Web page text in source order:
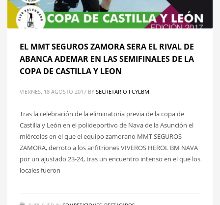
EL MMT SEGUROS ZAMORA SERA EL RIVAL DE
ABANCA ADEMAR EN LAS SEMIFINALES DE LA
COPA DE CASTILLA Y LEON
VIERNES, 18 AGOSTO 2017 BY SECRETARIO FCYLBM
Tras la celebración de la eliminatoria previa de la copa de
Castilla y León en el polideportivo de Nava de la Asunción el
miércoles en el que el equipo zamorano MMT SEGUROS
ZAMORA, derroto a los anfitriones VIVEROS HEROL BM NAVA
por un ajustado 23-24, tras un encuentro intenso en el que los
locales fueron